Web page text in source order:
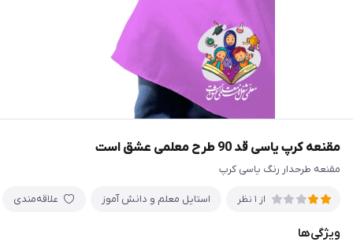
مقنعه کرپ یاسی قد 90 طرح معلمی عشق است
مقنعه طرحدار رنگ یاسی کرپ
از 1 نظر استایل معلم و دانش آموز علاقه‌مندی
ویژگی‌ها